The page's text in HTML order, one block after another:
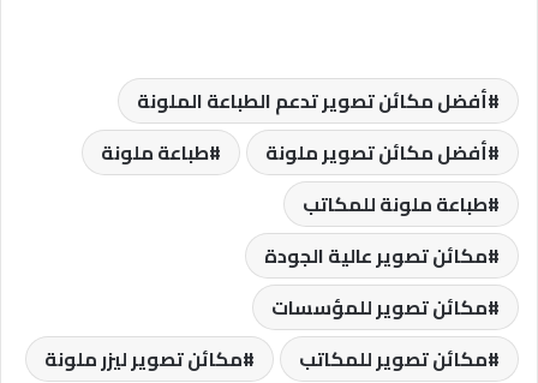
أفضل مكائن تصوير تدعم الطباعة الملونة
أفضل مكائن تصوير ملونة
طباعة ملونة
طباعة ملونة للمكاتب
مكائن تصوير عالية الجودة
مكائن تصوير للمؤسسات
مكائن تصوير للمكاتب
مكائن تصوير ليزر ملونة